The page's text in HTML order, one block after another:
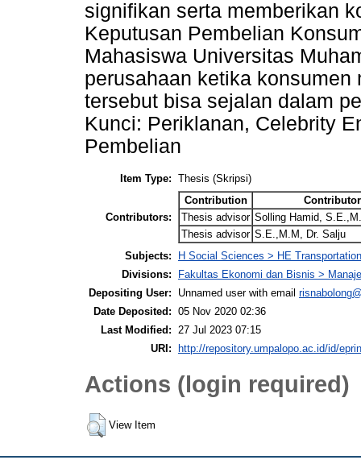
signifikan serta memberikan
Keputusan Pembelian
Mahasiswa Universitas
perusahaan ketika
tersebut bisa sejalan dalam
Kunci: Periklanan, Celebrity
Pembelian
Item Type: Thesis (Skripsi)
Contributors:
Contribution
Thesis advisor Solling Hamid,
Thesis advisor S.E.,M.M, Dr. Salju
Subjects:
H Social Sciences > HE
Divisions:
Fakultas Ekonomi dan Bisnis >
Depositing User:
Unnamed user with email
Date Deposited: 05 Nov 2020 02:36
Last Modified:
27 Jul 2023 07:15
URI:
http://repository.umpalopo.ac.id/id/
Actions (login required)
View Item